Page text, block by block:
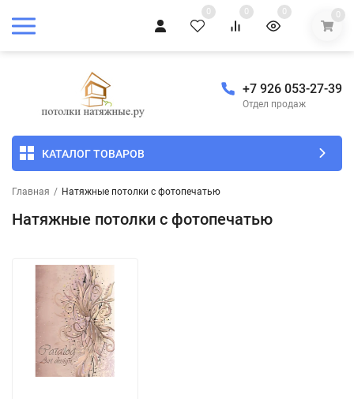
0 0 0 0
+7 926 053-27-39
Отдел продаж
КАТАЛОГ ТОВАРОВ
Главная / Натяжные потолки с фотопечатью
Натяжные потолки с фотопечатью